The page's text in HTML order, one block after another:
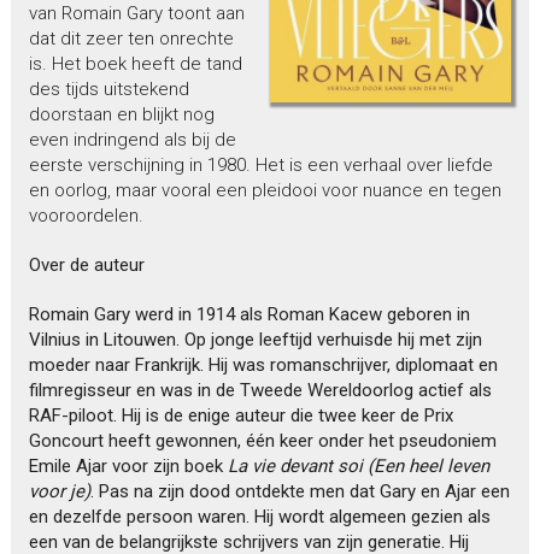
van Romain Gary toont aan
dat dit zeer ten onrechte
is. Het boek heeft de tand
des tijds uitstekend
doorstaan en blijkt nog
even indringend als bij de
eerste verschijning in 1980. Het is een verhaal over liefde
en oorlog, maar vooral een pleidooi voor nuance en tegen
vooroordelen.
Over de auteur
Romain Gary werd in 1914 als Roman Kacew geboren in
Vilnius in Litouwen. Op jonge leeftijd verhuisde hij met zijn
moeder naar Frankrijk. Hij was romanschrijver, diplomaat en
filmregisseur en was in de Tweede Wereldoorlog actief als
RAF-piloot. Hij is de enige auteur die twee keer de Prix
Goncourt heeft gewonnen, één keer onder het pseudoniem
Emile Ajar voor zijn boek La vie devant soi (Een heel leven
voor je). Pas na zijn dood ontdekte men dat Gary en Ajar een
en dezelfde persoon waren. Hij wordt algemeen gezien als
een van de belangrijkste schrijvers van zijn generatie. Hij